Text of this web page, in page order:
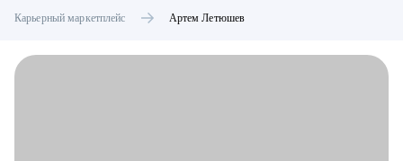
Карьерный маркетплейс Артем Летюшев